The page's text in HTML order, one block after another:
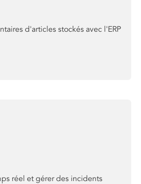
d'articles stockés avec l'ERP
réel et gérer des incidents